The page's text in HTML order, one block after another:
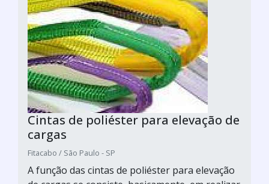
Cintas de poliéster para elevação de
cargas
Fitacabo / São Paulo - SP
A função das cintas de poliéster para elevação